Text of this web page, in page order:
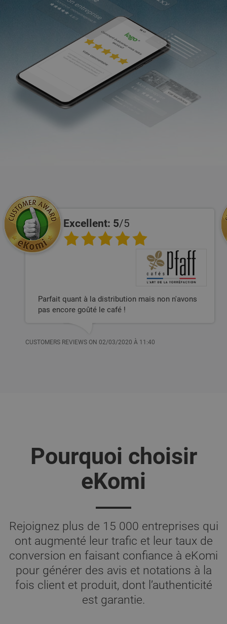
Excellent: 5/5
Parfait quant à la distribution mais non n'avons
pas encore goûté le café !
CUSTOMERS REVIEWS ON 02/03/2020 À 11:40
Pourquoi choisir
eKomi
Rejoignez plus de 15 000 entreprises qui
ont augmenté leur trafic et leur taux de
conversion en faisant confiance à eKomi
pour générer des avis et notations à la
fois client et produit, dont l’authenticité
est garantie.